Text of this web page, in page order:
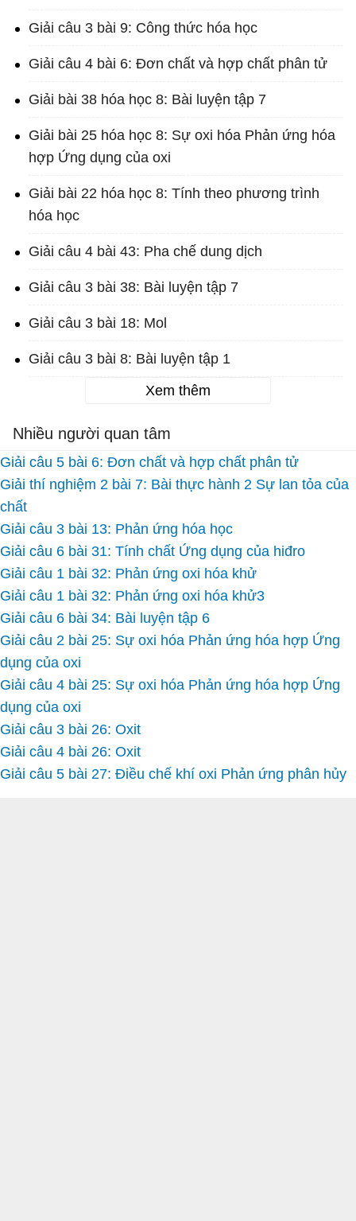
Giải câu 3 bài 9: Công thức hóa học
Giải câu 4 bài 6: Đơn chất và hợp chất phân tử
Giải bài 38 hóa học 8: Bài luyện tập 7
Giải bài 25 hóa học 8: Sự oxi hóa Phản ứng hóa
hợp Ứng dụng của oxi
Giải bài 22 hóa học 8: Tính theo phương trình
hóa học
Giải câu 4 bài 43: Pha chế dung dịch
Giải câu 3 bài 38: Bài luyện tập 7
Giải câu 3 bài 18: Mol
Giải câu 3 bài 8: Bài luyện tập 1
Xem thêm
Nhiều người quan tâm
Giải câu 5 bài 6: Đơn chất và hợp chất phân tử
Giải thí nghiệm 2 bài 7: Bài thực hành 2 Sự lan tỏa của
chất
Giải câu 3 bài 13: Phản ứng hóa học
Giải câu 6 bài 31: Tính chất Ứng dụng của hiđro
Giải câu 1 bài 32: Phản ứng oxi hóa khử
Giải câu 1 bài 32: Phản ứng oxi hóa khử3
Giải câu 6 bài 34: Bài luyện tập 6
Giải câu 2 bài 25: Sự oxi hóa Phản ứng hóa hợp Ứng
dụng của oxi
Giải câu 4 bài 25: Sự oxi hóa Phản ứng hóa hợp Ứng
dụng của oxi
Giải câu 3 bài 26: Oxit
Giải câu 4 bài 26: Oxit
Giải câu 5 bài 27: Điều chế khí oxi Phản ứng phân hủy